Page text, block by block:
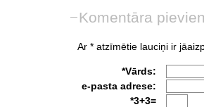
Komentāra
Ar * atzīmētie lauciņi ir
*Vārds:
e-pasta adrese:
*3+3=